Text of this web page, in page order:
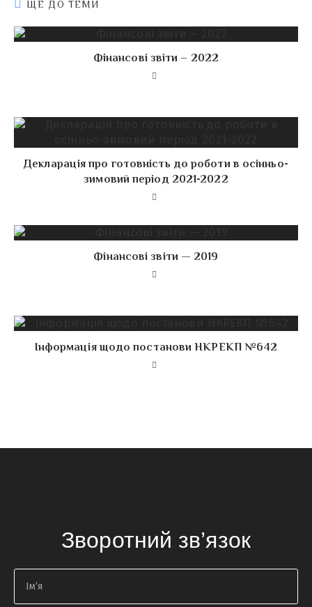
ЩЕ ДО ТЕМИ
Фінансові звіти – 2022
Декларація про готовність до роботи в осінньо-
зимовий період 2021-2022
Фінансові звіти — 2019
Інформація щодо постанови НКРЕКП №642
Зворотний зв’язок